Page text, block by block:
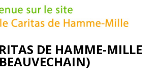
DE HAMME-MILLE